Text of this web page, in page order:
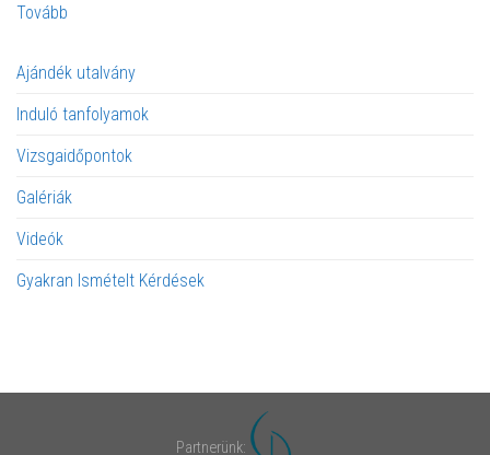
Tovább
Ajándék utalvány
Induló tanfolyamok
Vizsgaidőpontok
Galériák
Videók
Gyakran Ismételt Kérdések
Partnerünk:
Dajkahajó Kft. - Hajósiskola